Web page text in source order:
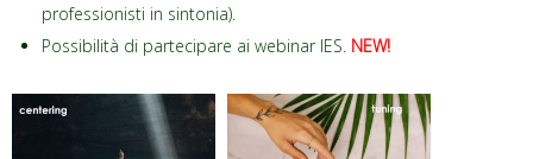
professionisti in sintonia).
Possibilità di partecipare ai webinar IES. NEW!